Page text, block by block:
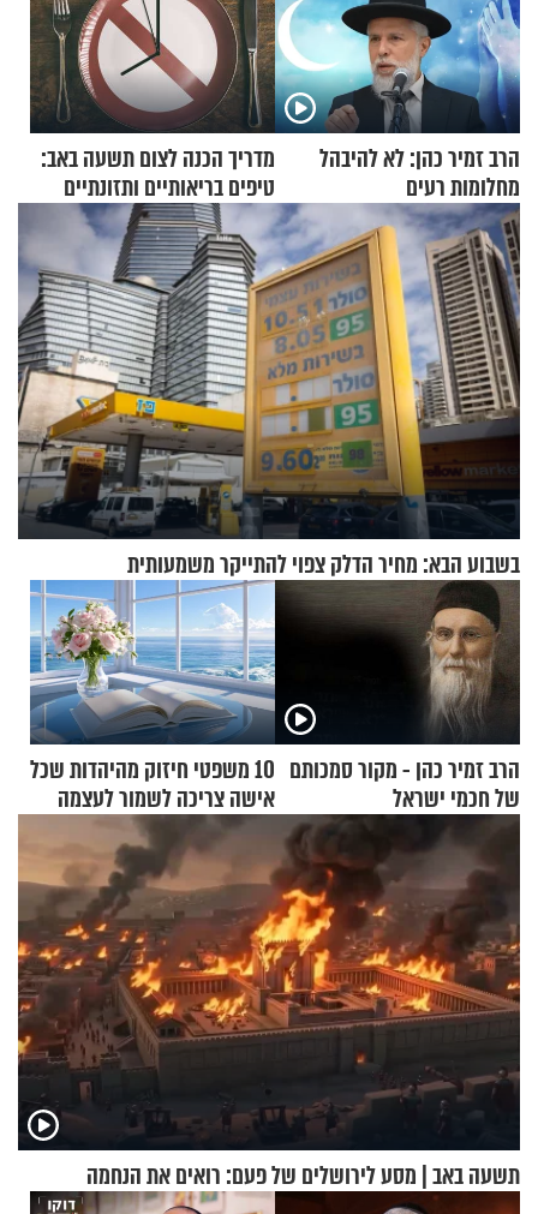
הרב זמיר כהן: לא להיבהל
מחלומות רעים
מדריך הכנה לצום תשעה באב:
טיפים בריאותיים ותזונתיים
לשמירה על הגוף
בשבוע הבא: מחיר הדלק צפוי להתייקר משמעותית
הרב זמיר כהן - מקור סמכותם
של חכמי ישראל
10 משפטי חיזוק מהיהדות שכל
אישה צריכה לשמור לעצמה
תשעה באב | מסע לירושלים של פעם: רואים את הנחמה